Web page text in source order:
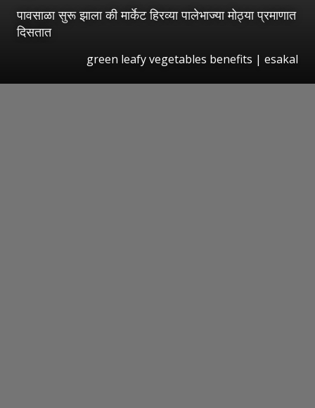
पावसाळा सुरू झाला की मार्केट हिरव्या पालेभाज्या मोठ्या प्रमाणात
दिसतात
green leafy vegetables benefits | esakal